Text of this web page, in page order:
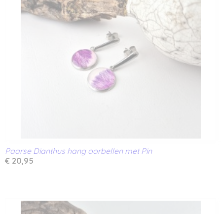
Paarse Dianthus hang oorbellen met Pin
€ 20,95